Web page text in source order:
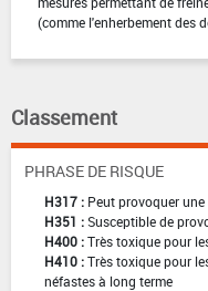
(comme l'enherbement des
Classement
PHRASE DE RISQUE
H317 : Peut provoquer
H351 :Susceptible de
H400 :Très toxique pour
H410 :Très toxique pour
néfastes à long terme